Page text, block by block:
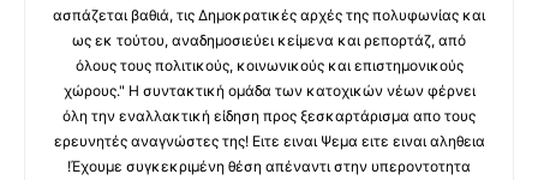
ασπάζεται βαθιά, τις Δημοκρατικές αρχές της πολυφωνίας και
ως εκ τούτου, αναδημοσιεύει κείμενα και ρεπορτάζ, από
όλους τους πολιτικούς, κοινωνικούς και επιστημονικούς
χώρους." Η συντακτική ομάδα των κατοχικών νέων φέρνει
όλη την εναλλακτική είδηση προς ξεσκαρτάρισμα απο τους
ερευνητές αναγνώστες της! Ειτε ειναι Ψεμα ειτε ειναι αληθεια
!Έχουμε συγκεκριμένη θέση απέναντι στην υπεροντοτητα